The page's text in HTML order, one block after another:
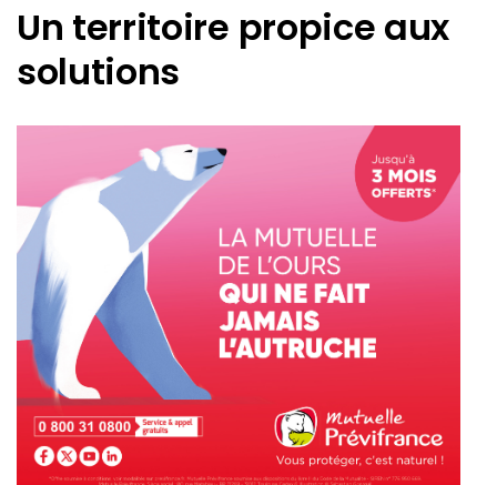
Un territoire propice aux
solutions